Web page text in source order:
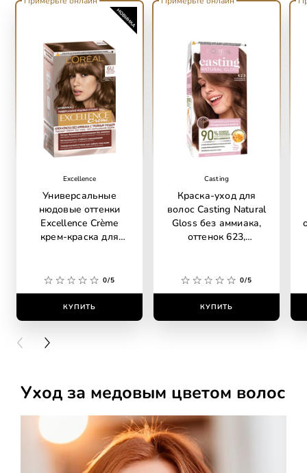
Excellence
Универсальные
нюдовые оттенки
Excellence Crème
крем-краска для
универсальный,
темно-русый
0/5
КУПИТЬ
Casting
Краска-уход для
волос Casting Natural
Gloss без аммиака,
оттенок 623,
0/5
КУПИТЬ
PREVIOUS CARD
NEXT CARD
Уход за медовым цветом волос